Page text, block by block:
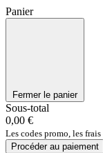
Panier
Fermer le panier
Sous-total
0,00 €
Les codes promo, les
Procéder au paiement